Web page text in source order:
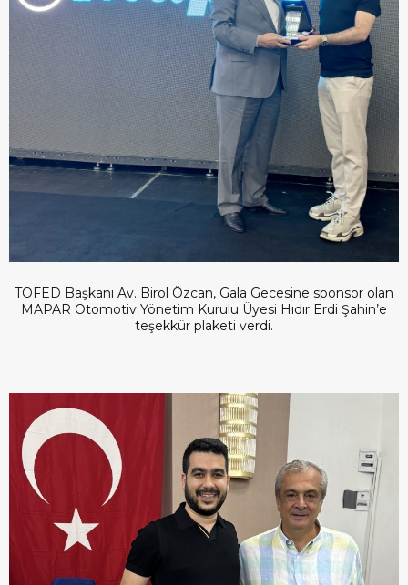
TOFED Başkanı Av. Birol Özcan, Gala Gecesine sponsor olan
MAPAR Otomotiv Yönetim Kurulu Üyesi Hıdır Erdi Şahin’e
teşekkür plaketi verdi.